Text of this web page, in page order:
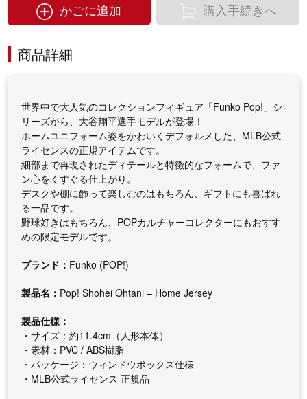
かごに追加 購入手続きへ
商品詳細
世界中で大人気のコレクションフィギュア「Funko Pop!」シ
リーズから、大谷翔平選手モデルが登場！
ホームユニフォーム姿をかわいくデフォルメした、MLB公式
ライセンスの正規アイテムです。
細部まで再現されたディテールと特徴的なフォームで、ファ
ン心をくすぐる仕上がり。
デスクや棚に飾って楽しむのはもちろん、ギフトにも喜ばれ
る一品です。
野球好きはもちろん、POPカルチャーコレクターにもおすす
めの限定モデルです。
ブランド： Funko (POP!)
製品名： Pop! Shohei Ohtani – Home Jersey
製品仕様：
・サイズ：約11.4cm（人形本体）
・素材：PVC / ABS樹脂
・パッケージ：ウィンドウボックス仕様
・MLB公式ライセンス 正規品